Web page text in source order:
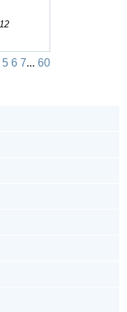
5 6 7... 60